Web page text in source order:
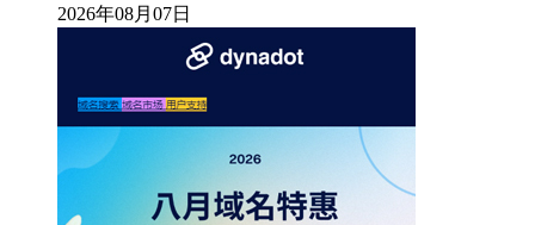
2026年08月07日